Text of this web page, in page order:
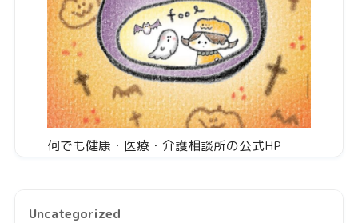
何でも健康・医療・介護相談所の公式HP
Uncategorized